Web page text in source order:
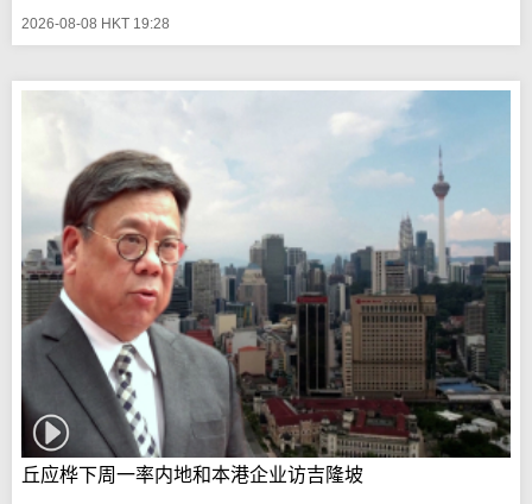
2026-08-08 HKT 19:28
丘应桦下周一率内地和本港企业访吉隆坡